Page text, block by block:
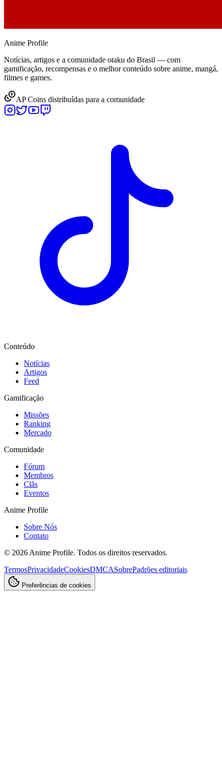
Anime Profile
Notícias, artigos e a comunidade otaku do Brasil — com
gamificação, recompensas e o melhor conteúdo sobre anime, mangá,
filmes e games.
AP Coins distribuídas para a comunidade
Conteúdo
Notícias
Artigos
Feed
Gamificação
Missões
Ranking
Mercado
Comunidade
Fórum
Membros
Clãs
Eventos
Anime Profile
Sobre Nós
Contato
© 2026 Anime Profile. Todos os direitos reservados.
TermosPrivacidadeCookiesDMCASobrePadrões editoriais
Preferências de cookies